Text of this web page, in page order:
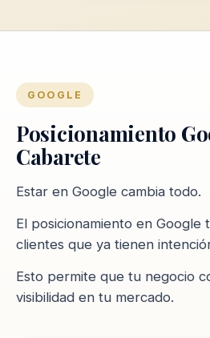
GOOGLE
Posicionamiento
Cabarete
Estar en Google cambia todo.
El posicionamiento en
clientes que ya tienen
Esto permite que tu negocio
visibilidad en tu mercado.